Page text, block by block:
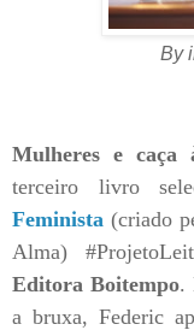
By
Mulheres e caça
terceiro livro
Feminista (criado
Alma)
Editora Boitempo.
a bruxa, Federic